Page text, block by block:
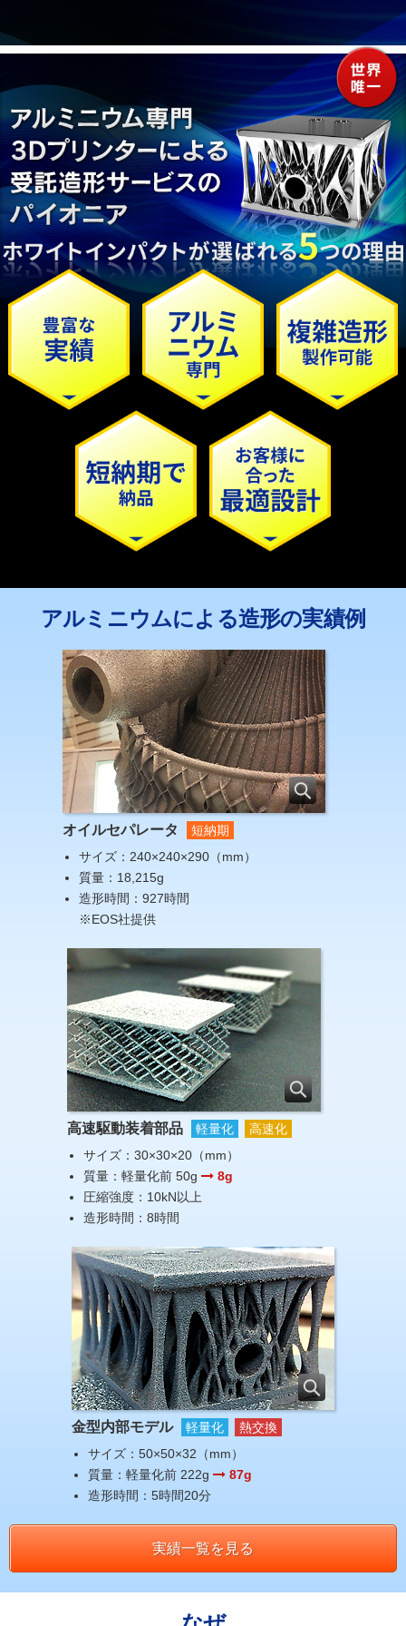
アルミニウムによる造形の実績例
オイルセパレータ
短納期
サイズ：240×240×290（mm）
質量：18,215g
造形時間：927時間
※EOS社提供
高速駆動装着部品 軽量化
高速化
サイズ：30×30×20（mm）
質量：軽量化前 50g
8g
圧縮強度：10kN以上
造形時間：8時間
金型内部モデル 軽量化
熱交換
サイズ：50×50×32（mm）
質量：軽量化前 222g
87g
造形時間：5時間20分
実績一覧を見る